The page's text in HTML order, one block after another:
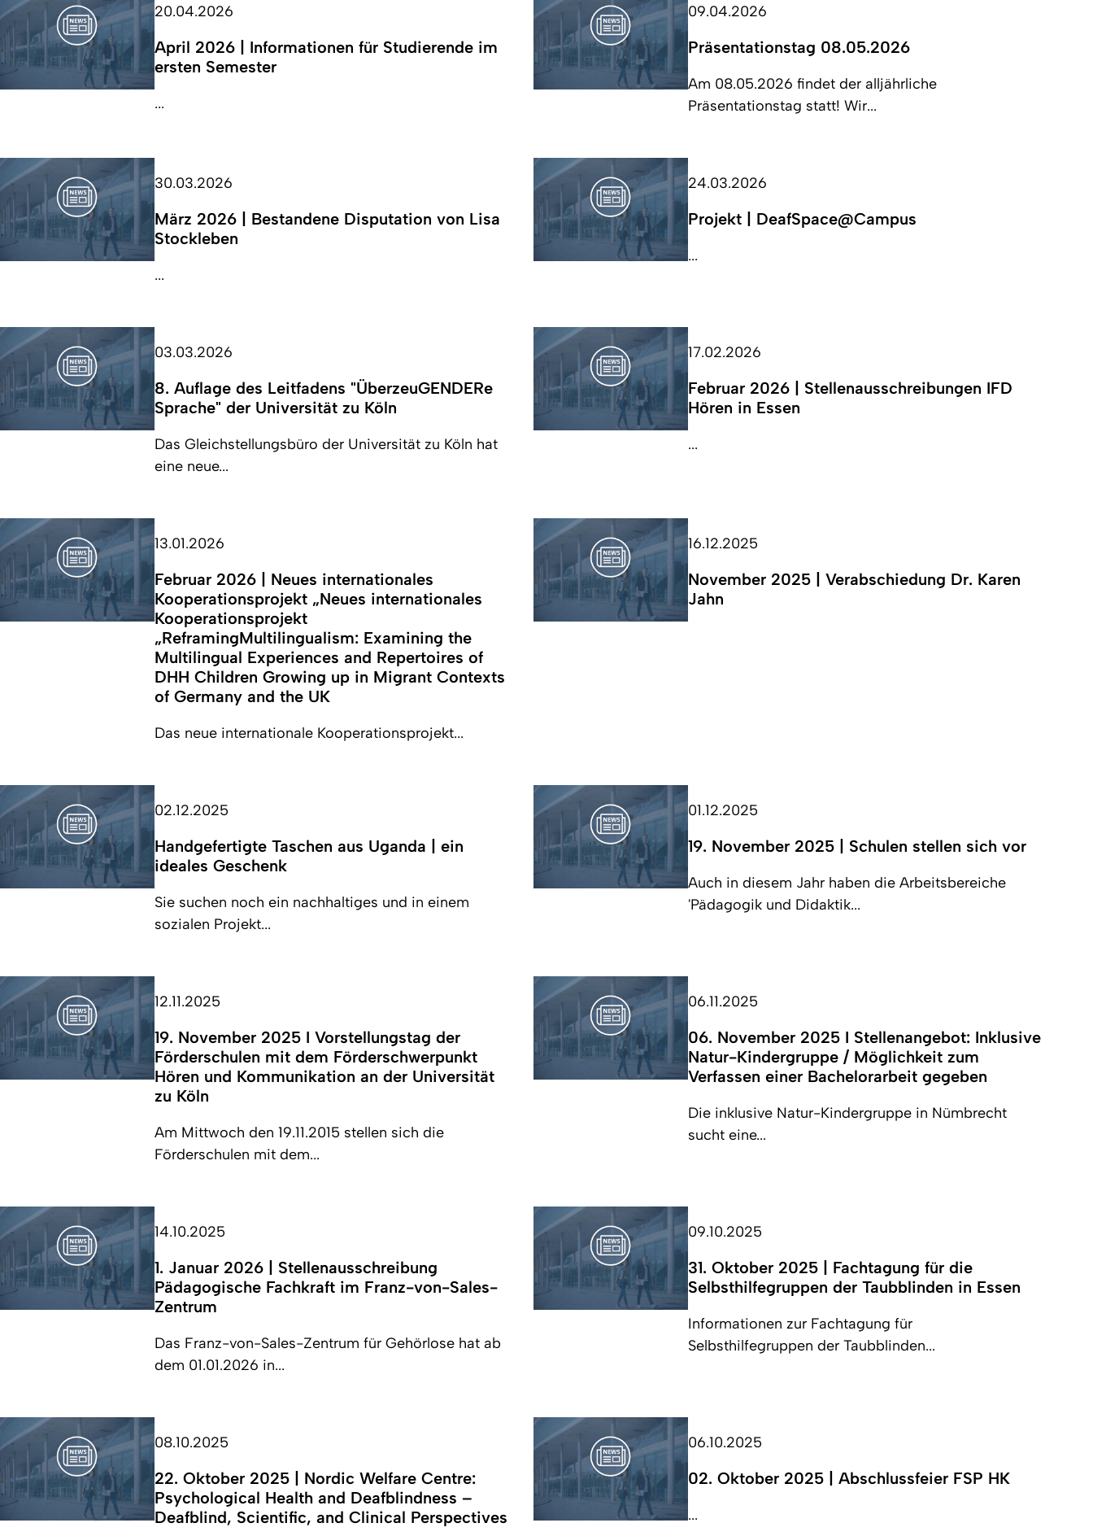
20.04.2026
April 2026 | Informationen für Studierende im
ersten Semester
...
09.04.2026
Präsentationstag 08.05.2026
Am 08.05.2026 findet der alljährliche
Präsentationstag statt! Wir...
30.03.2026
März 2026 | Bestandene Disputation von Lisa
Stockleben
...
24.03.2026
Projekt | DeafSpace@Campus
...
03.03.2026
8. Auflage des Leitfadens "ÜberzeuGENDERe
Sprache" der Universität zu Köln
Das Gleichstellungsbüro der Universität zu Köln hat
eine neue...
17.02.2026
Februar 2026 | Stellenausschreibungen IFD
Hören in Essen
...
13.01.2026
Februar 2026 | Neues internationales
Kooperationsprojekt „Neues internationales
Kooperationsprojekt
„ReframingMultilingualism: Examining the
Multilingual Experiences and Repertoires of
DHH Children Growing up in Migrant Contexts
of Germany and the UK
Das neue internationale Kooperationsprojekt...
16.12.2025
November 2025 | Verabschiedung Dr. Karen
Jahn
02.12.2025
Handgefertigte Taschen aus Uganda | ein
ideales Geschenk
Sie suchen noch ein nachhaltiges und in einem
sozialen Projekt...
01.12.2025
19. November 2025 | Schulen stellen sich vor
Auch in diesem Jahr haben die Arbeitsbereiche
'Pädagogik und Didaktik...
12.11.2025
19. November 2025 I Vorstellungstag der
Förderschulen mit dem Förderschwerpunkt
Hören und Kommunikation an der Universität
zu Köln
Am Mittwoch den 19.11.2015 stellen sich die
Förderschulen mit dem...
06.11.2025
06. November 2025 I Stellenangebot: Inklusive
Natur-Kindergruppe / Möglichkeit zum
Verfassen einer Bachelorarbeit gegeben
Die inklusive Natur-Kindergruppe in Nümbrecht
sucht eine...
14.10.2025
1. Januar 2026 | Stellenausschreibung
Pädagogische Fachkraft im Franz-von-Sales-
Zentrum
Das Franz-von-Sales-Zentrum für Gehörlose hat ab
dem 01.01.2026 in...
09.10.2025
31. Oktober 2025 | Fachtagung für die
Selbsthilfegruppen der Taubblinden in Essen
Informationen zur Fachtagung für
Selbsthilfegruppen der Taubblinden...
08.10.2025
22. Oktober 2025 | Nordic Welfare Centre:
Psychological Health and Deafblindness –
Deafblind, Scientific, and Clinical Perspectives
06.10.2025
02. Oktober 2025 | Abschlussfeier FSP HK
...